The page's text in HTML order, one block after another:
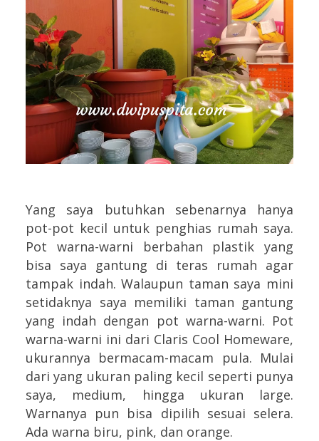
Yang saya butuhkan sebenarnya hanya
pot-pot kecil untuk penghias rumah saya.
Pot warna-warni berbahan plastik yang
bisa saya gantung di teras rumah agar
tampak indah. Walaupun taman saya mini
setidaknya saya memiliki taman gantung
yang indah dengan pot warna-warni. Pot
warna-warni ini dari Claris Cool Homeware,
ukurannya bermacam-macam pula. Mulai
dari yang ukuran paling kecil seperti punya
saya, medium, hingga ukuran large.
Warnanya pun bisa dipilih sesuai selera.
Ada warna biru, pink, dan orange.